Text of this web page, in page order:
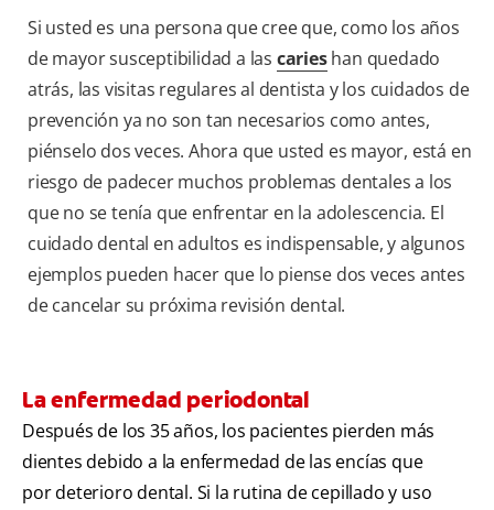
Si usted es una persona que cree que, como los años
de mayor susceptibilidad a las carieshan quedado
atrás, las visitas regulares al dentista y los cuidados de
prevención ya no son tan necesarios como antes,
piénselo dos veces. Ahora que usted es mayor, está en
riesgo de padecer muchos problemas dentales a los
que no se tenía que enfrentar en la adolescencia. El
cuidado dental en adultos es indispensable, y algunos
ejemplos pueden hacer que lo piense dos veces antes
de cancelar su próxima revisión dental.
La enfermedad periodontal
Después de los 35 años, los pacientes pierden más
dientes debido a la enfermedad de las encías que
por deterioro dental. Si la rutina de cepillado y uso